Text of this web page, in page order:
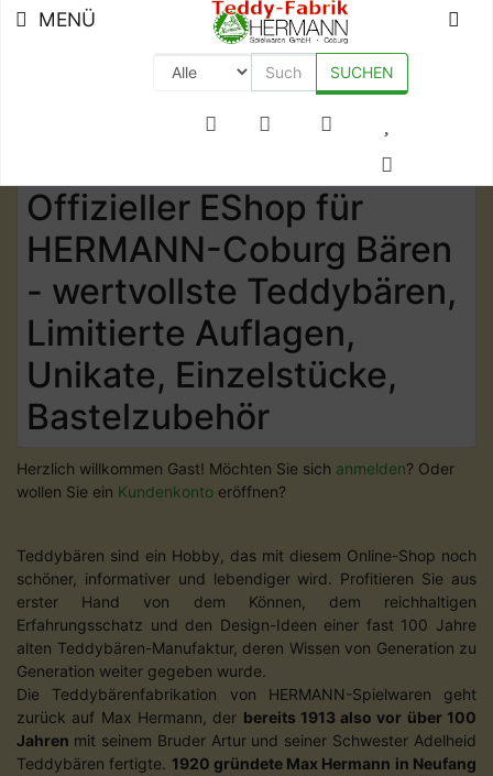
+49 (0) 9561-8590-0
MENÜ
SUCHEN
Offizieller EShop für
HERMANN-Coburg Bären
- wertvollste Teddybären,
Limitierte Auflagen,
Unikate, Einzelstücke,
Bastelzubehör
Herzlich willkommen Gast! Möchten Sie sich anmelden? Oder
wollen Sie ein Kundenkonto eröffnen?
Teddybären sind ein Hobby, das mit diesem Online-Shop noch
schöner, informativer und lebendiger wird. Profitieren Sie aus
erster Hand von dem Können, dem reichhaltigen
Erfahrungsschatz und den Design-Ideen einer fast 100 Jahre
alten Teddybären-Manufaktur, deren Wissen von Generation zu
Generation weiter gegeben wurde.
Die Teddybärenfabrikation von HERMANN-Spielwaren geht
zurück auf Max Hermann, der bereits 1913 also vor über 100
Jahren mit seinem Bruder Artur und seiner Schwester Adelheid
Teddybären fertigte. 1920 gründete Max Hermann in Neufang